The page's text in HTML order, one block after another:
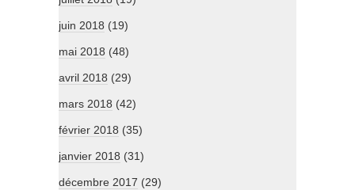
juin 2018 (19)
mai 2018 (48)
avril 2018 (29)
mars 2018 (42)
février 2018 (35)
janvier 2018 (31)
décembre 2017 (29)